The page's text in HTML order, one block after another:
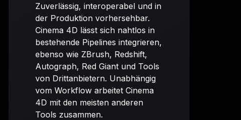
Zuverlässig, interoperabel und in
der Produktion vorhersehbar.
Cinema 4D lässt sich nahtlos in
bestehende Pipelines integrieren,
ebenso wie ZBrush, Redshift,
Autograph, Red Giant und Tools
von Drittanbietern. Unabhängig
vom Workflow arbeitet Cinema
4D mit den meisten anderen
Tools zusammen.